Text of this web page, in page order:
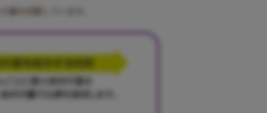
を記載しています。